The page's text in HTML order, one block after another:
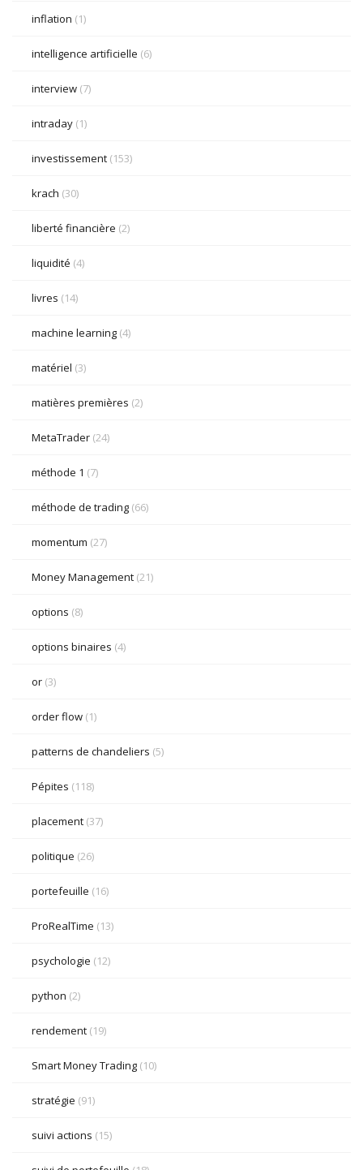
inflation (1)
intelligence artificielle (6)
interview (7)
intraday (1)
investissement (153)
krach (30)
liberté financière (2)
liquidité (4)
livres (14)
machine learning (4)
matériel (3)
matières premières (2)
MetaTrader (24)
méthode 1 (7)
méthode de trading (66)
momentum (27)
Money Management (21)
options (8)
options binaires (4)
or (3)
order flow (1)
patterns de chandeliers (5)
Pépites (118)
placement (37)
politique (26)
portefeuille (16)
ProRealTime (13)
psychologie (12)
python (2)
rendement (19)
Smart Money Trading (10)
stratégie (91)
suivi actions (15)